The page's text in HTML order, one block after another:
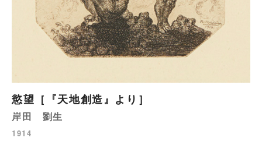
慾望［『天地創造』より］
岸田 劉生
1914